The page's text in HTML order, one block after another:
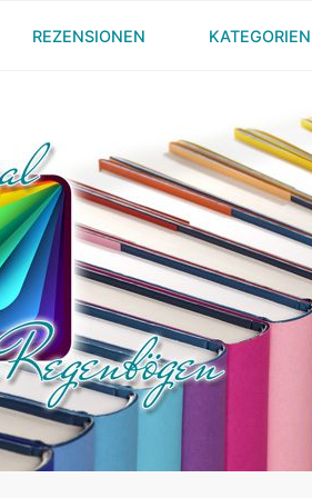
REZENSIONEN KATEGORIEN